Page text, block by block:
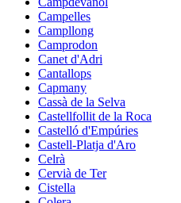
Campelles
Campllong
Camprodon
Canet d'Adri
Cantallops
Capmany
Cassà de la Selva
Castellfollit de la Roca
Castelló d'Empúries
Castell-Platja d'Aro
Celrà
Cervià de Ter
Cistella